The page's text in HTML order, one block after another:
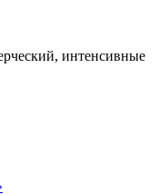
интенсивные